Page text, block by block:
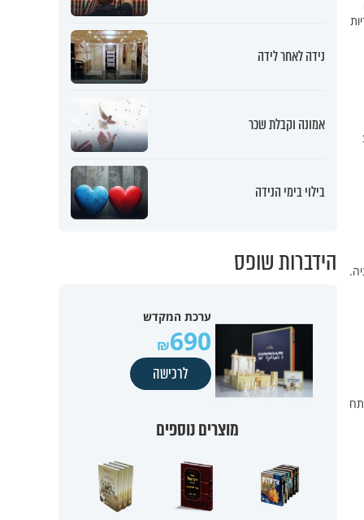
את הסיכוי לפתח
נידה לאחר לידה
אמונה וקבלת שכר
בילוי בימי הנידה
הידברות שופס
ערכת המקדש
690
לרכישה
מוצרים נוספים